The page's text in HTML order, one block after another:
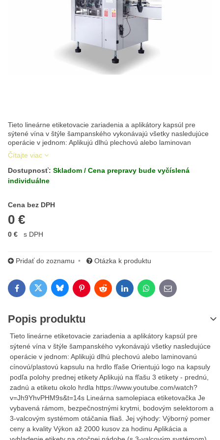
Tieto lineárne etiketovacie zariadenia a aplikátory kapsúl pre
sýtené vína v štýle šampanského vykonávajú všetky nasledujúce
operácie v jednom: Aplikujú dlhú plechovú alebo laminovan
Čítajte viac
Dostupnosť: Skladom / Cena prepravy bude vyčíslená
individuálne
Cena bez DPH
0 €
Cena s DPH
0 € s DPH
Pridať do zoznamu Otázka k produktu
FacebookTwitterBlueskyPinterestRedditLinkedInWhatsApp
E-mail
Popis produktu
Tieto lineárne etiketovacie zariadenia a aplikátory kapsúl pre
sýtené vína v štýle šampanského vykonávajú všetky nasledujúce
operácie v jednom: Aplikujú dlhú plechovú alebo laminovanú
cínovú/plastovú kapsulu na hrdlo fľaše Orientujú logo na kapsuly
podľa polohy prednej etikety Aplikujú na fľašu 3 etikety - prednú,
zadnú a etiketu okolo hrdla https://www.youtube.com/watch?
v=Jh9YhvPHM9s&t=14s Lineárna samolepiaca etiketovačka Je
vybavená rámom, bezpečnostnými krytmi, bodovým selektorom a
3-valcovým systémom otáčania fliaš. Jej výhody: Výborný pomer
ceny a kvality Výkon až 2000 kusov za hodinu Aplikácia a